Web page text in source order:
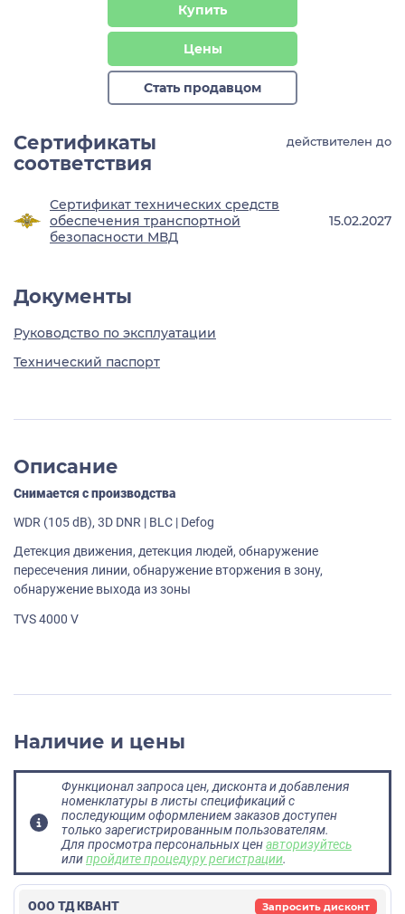
Купить
Цены
Стать продавцом
Сертификаты
соответствия
действителен до
Сертификат технических средств
обеспечения транспортной
безопасности МВД
15.02.2027
Документы
Руководство по эксплуатации
Технический паспорт
Описание
Снимается с производства
WDR (105 dB), 3D DNR | BLC | Defog
Детекция движения, детекция людей, обнаружение
пересечения линии, обнаружение вторжения в зону,
обнаружение выхода из зоны
TVS 4000 V
Наличие и цены
Функционал запроса цен, дисконта и добавления
номенклатуры в листы спецификаций с
последующим оформлением заказов доступен
только зарегистрированным пользователям.
Для просмотра персональных ценавторизуйтесь
илипройдите процедуру регистрации.
ООО ТД КВАНТ
Запросить дисконт